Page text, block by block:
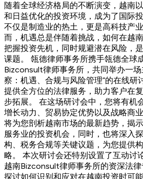
随着全球经济格局的不断演变，越南
和日益优化的投资环境，成为了国际
不仅是制造业的热土，更是高科技产
而，机遇总是伴随着挑战，如何在越
把握投资先机，同时规避潜在风险，
课题。 瓴德律师事务所携手瓴德全
Bizconsult律师事务所，共同举办一场
察：机遇、合规与风险管理”的在线研
提供全方位的法律服务，助力客户在
步拓展。 在这场研讨会中，您将有机
增长动力、贸易协定优势以及战略商
将为您剖析越南市场的最新趋势，揭
服务业的投资机会，同时，也将深入
构、税务合规等关键议题，为您提供
略。 本次研讨会还特别设置了互动讨
越南Bizconsult律师事务所的资深法
探讨如何识别和应对在越南投资时可